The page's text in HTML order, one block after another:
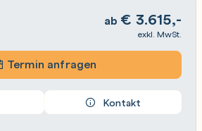
ab € 3.615,-
exkl. MwSt.
Termin anfragen
Kontakt